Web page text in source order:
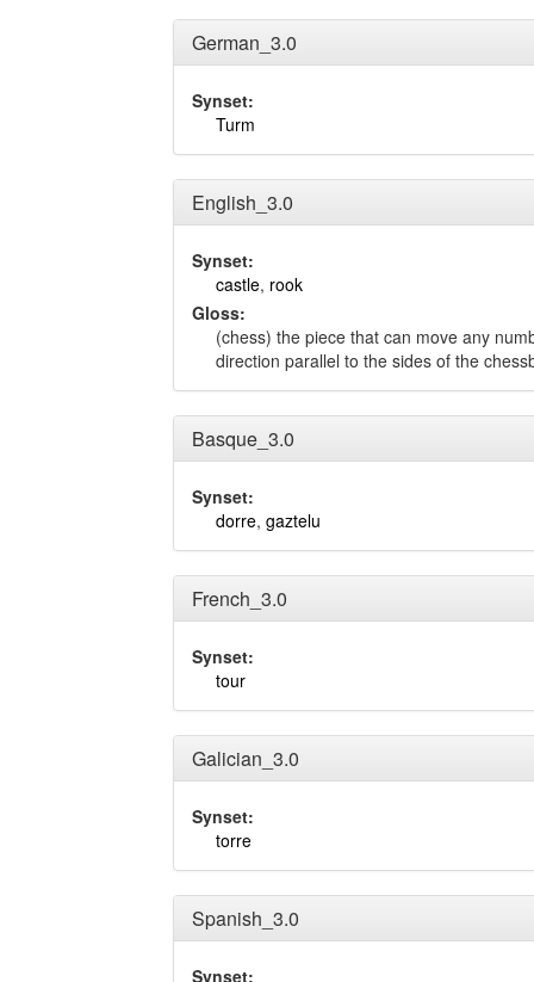
German_3.0
Synset:
Turm
English_3.0
Synset:
castle, rook
Gloss:
(chess) the piece that can move any
direction parallel to the sides of the
Basque_3.0
Synset:
dorre, gaztelu
French_3.0
Synset:
tour
Galician_3.0
Synset:
torre
Spanish_3.0
Synset: